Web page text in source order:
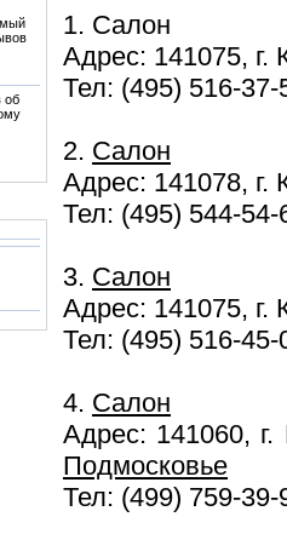
об
1. Салон
Адрес: 141075, г.
Тел: (495) 516-
2. Салон
Адрес: 141078, г.
Тел: (495) 544-
3. Салон
Адрес: 141075, г.
Тел: (495) 516-
4. Салон
Адрес: 141060,
Подмосковье
Тел: (499) 759-